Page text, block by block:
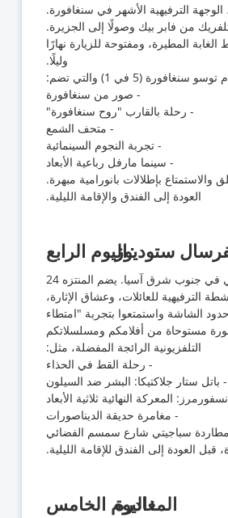
الترفيهية الأشهر في سنغافورة.
من فابر بيك وصولًا إلى الجزيرة.
مثيرة وسط الغابة المطيرة، ومفتوحة للزيارة نهارًا
وليلًا.
(5 في 1) والتي تضم:
- صور من سنغافورة
- رحلة بالقارب "روح سنغافورة"
- متحف الشمع
- تجربة النجوم السينمائية
- سينما مارفل رباعية الأبعاد
بإطلالات بانورامية مبهرة.
العودة إلى الفندق والإقامة الليلية.
اليوم الرابعستوديوز
بعد إفطار غني، انطلق إلى يونيفرسال ستوديوز سنغافورة – أول وأكبر منتزه ترفيهي بطابع سينمائي في جنوب شرق آسيا. يضم المنتزه 24
الأنشطة الترفيهية للعائلات، وعشاق الإثارة،
الشاشة واستمتعوا بتجربة "امتطاء
مستوحاة من أفلامكم ومسلسلاتكم
التلفزيونية الرائجة المفضلة، مثل:
- رحلة القط في الحذاء
- باتل ستار جلاكتيكا: البشر ضد السيلون
المعركة النهائية ثلاثية الأبعاد
- مغامرة حديقة الديناصورات
سباجيتي شارع سمسم الفضائي
قبل العودة إلى الفندق للإقامة الليلية.
اليوم الخامس
المغادرة